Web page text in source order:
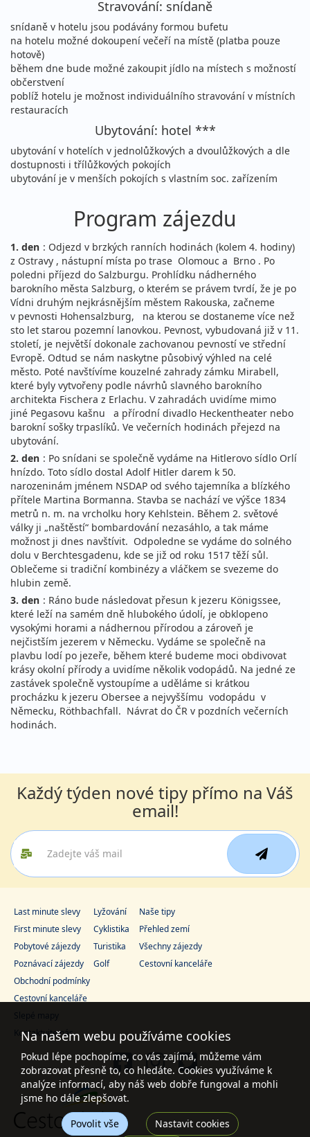
Stravování: snídaně
snídaně v hotelu jsou podávány formou bufetu
na hotelu možné dokoupení večeří na místě (platba pouze
hotově)
během dne bude možné zakoupit jídlo na místech s možností
občerstvení
poblíž hotelu je možnost individuálního stravování v místních
restauracích
Ubytování: hotel ***
ubytování v hotelích v jednolůžkových a dvoulůžkových a dle
dostupnosti i třílůžkových pokojích
ubytování je v menších pokojích s vlastním soc. zařízením
Program zájezdu
1. den : Odjezd v brzkých ranních hodinách (kolem 4. hodiny)
z Ostravy , nástupní místa po trase Olomouc a Brno . Po
poledni příjezd do Salzburgu. Prohlídku nádherného
barokního města Salzburg, o kterém se právem tvrdí, že je po
Vídni druhým nejkrásnějším městem Rakouska, začneme
v pevnosti Hohensalzburg, na kterou se dostaneme více než
sto let starou pozemní lanovkou. Pevnost, vybudovaná již v 11.
století, je největší dokonale zachovanou pevností ve střední
Evropě. Odtud se nám naskytne působivý výhled na celé
město. Poté navštívíme kouzelné zahrady zámku Mirabell,
které byly vytvořeny podle návrhů slavného barokního
architekta Fischera z Erlachu. V zahradách uvidíme mimo
jiné Pegasovu kašnu a přírodní divadlo Heckentheater nebo
barokní sošky trpaslíků. Ve večerních hodinách přejezd na
ubytování.
2. den : Po snídani se společně vydáme na Hitlerovo sídlo Orlí
hnízdo. Toto sídlo dostal Adolf Hitler darem k 50.
narozeninám jménem NSDAP od svého tajemníka a blízkého
přítele Martina Bormanna. Stavba se nachází ve výšce 1834
metrů n. m. na vrcholku hory Kehlstein. Během 2. světové
války ji „naštěstí“ bombardování nezasáhlo, a tak máme
možnost ji dnes navštívit. Odpoledne se vydáme do solného
dolu v Berchtesgadenu, kde se již od roku 1517 těží sůl.
Oblečeme si tradiční kombinézy a vláčkem se svezeme do
hlubin země.
3. den : Ráno bude následovat přesun k jezeru Königssee,
které leží na samém dně hlubokého údolí, je obklopeno
vysokými horami a nádhernou přírodou a zároveň je
nejčistším jezerem v Německu. Vydáme se společně na
plavbu lodí po jezeře, během které budeme moci obdivovat
krásy okolní přírody a uvidíme několik vodopádů. Na jedné ze
zastávek společně vystoupíme a uděláme si krátkou
procházku k jezeru Obersee a nejvyššímu vodopádu v
Německu, Röthbachfall. Návrat do ČR v pozdních večerních
hodinách.
Každý týden nové tipy přímo na Váš
email!
Last minute slevy
First minute slevy
Pobytové zájezdy
Poznávací zájezdy
Lyžování
Cyklistika
Turistika
Golf
Naše tipy
Přehled zemí
Všechny zájezdy
Cestovní kanceláře
Obchodní podmínky
Cestovní kanceláře
Slepé mapy
Kontaktujte nás
Na našem webu používáme cookies
Pokud lépe pochopíme, co vás zajímá, můžeme vám
zobrazovat přesně to, co hledáte. Cookies využíváme k
analýze informací, aby náš web dobře fungoval a mohli
jsme ho dále zlepšovat.
Povolit vše
Nastavit cookies